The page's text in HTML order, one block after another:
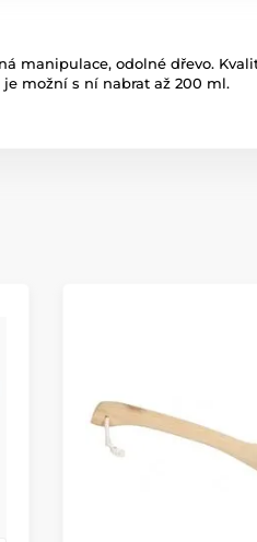
manipulace, odolné dřevo.
možní s ní nabrat až 200 ml.